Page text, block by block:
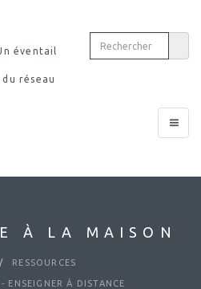
éventail
réseau
Toggle
À LA MAISON
RESSOURCES
ENSEIGNER À DISTANCE